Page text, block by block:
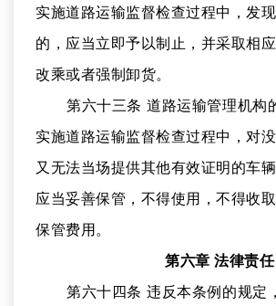
实施道路运输监督检查过程中，发
的，应当立即予以制止，并采取相
改乘或者强制卸货。
第六十三条 道路运输管理机构
实施道路运输监督检查过程中，对
又无法当场提供其他有效证明的车
应当妥善保管，不得使用，不得收
保管费用。
第六章 法律责任
第六十四条 违反本条例的规定